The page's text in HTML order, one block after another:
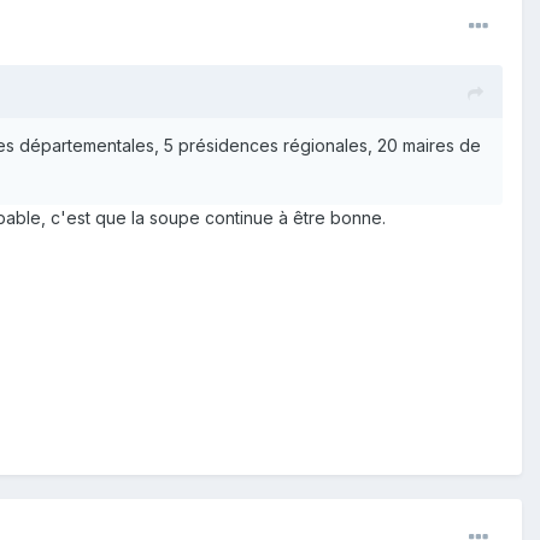
départementales, 5 présidences régionales, 20 maires de
c'est que la soupe continue à être bonne.